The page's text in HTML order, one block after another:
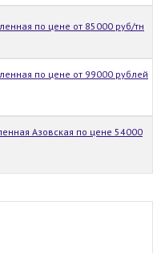
по цене от 85000 руб/тн
по цене от 99000 рублей
Азовская по цене 54000